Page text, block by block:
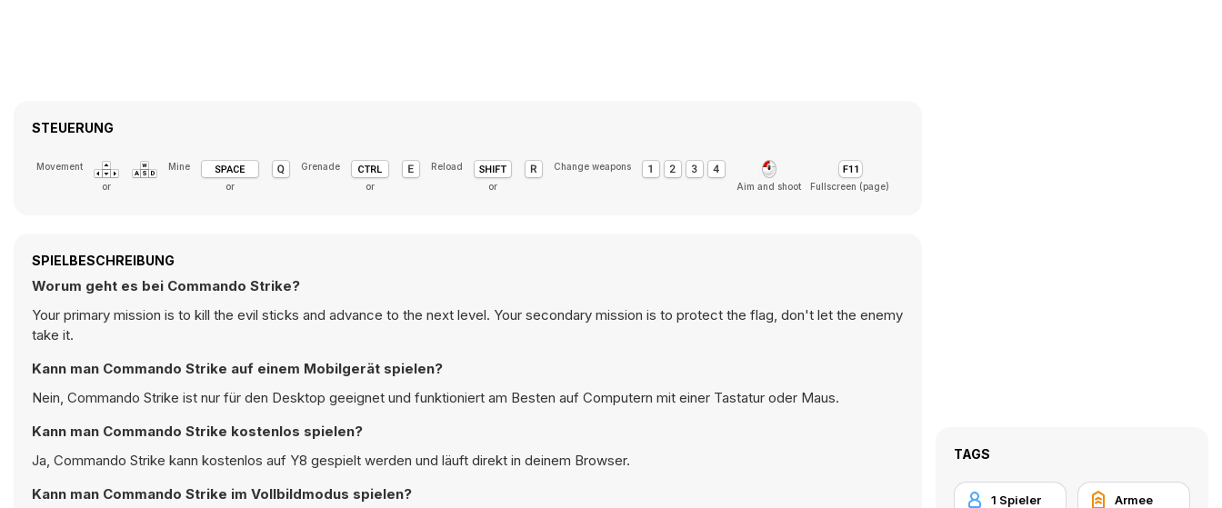
STEUERUNG
Movement
or
Mine
or
Grenade
or
Reload
or
Change weapons
Aim and shoot
Fullscreen (page)
SPIELBESCHREIBUNG
Worum geht es bei Commando Strike?
Your primary mission is to kill the evil sticks and advance to the next level. Your secondary mission is to protect the flag, don't let the enemy
take it.
Kann man Commando Strike auf einem Mobilgerät spielen?
Nein, Commando Strike ist nur für den Desktop geeignet und funktioniert am Besten auf Computern mit einer Tastatur oder Maus.
Kann man Commando Strike kostenlos spielen?
Ja, Commando Strike kann kostenlos auf Y8 gespielt werden und läuft direkt in deinem Browser.
Kann man Commando Strike im Vollbildmodus spielen?
TAGS
1 Spieler Armee